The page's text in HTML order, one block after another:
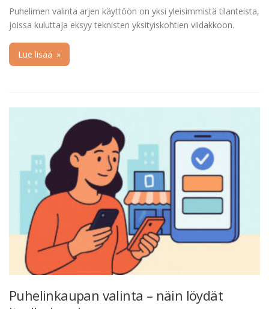
Puhelimen valinta arjen käyttöön on yksi yleisimmistä tilanteista,
joissa kuluttaja eksyy teknisten yksityiskohtien viidakkoon.
Lue lisää »
Puhelinkaupan valinta – näin löydät